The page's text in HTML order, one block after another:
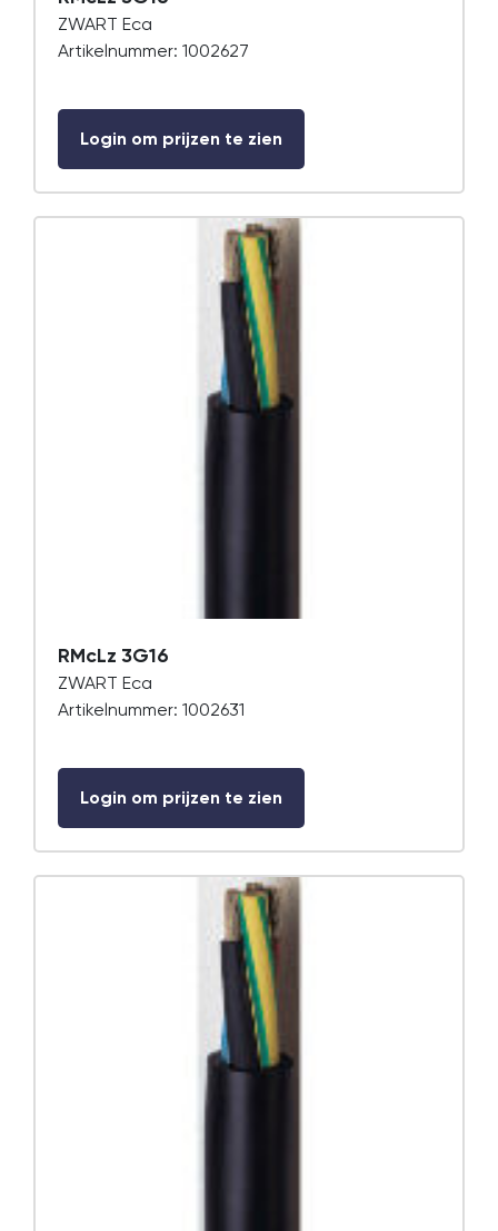
ZWART Eca
Artikelnummer: 1002627
Login om prijzen te zien
RMcLz 3G16
ZWART Eca
Artikelnummer: 1002631
Login om prijzen te zien